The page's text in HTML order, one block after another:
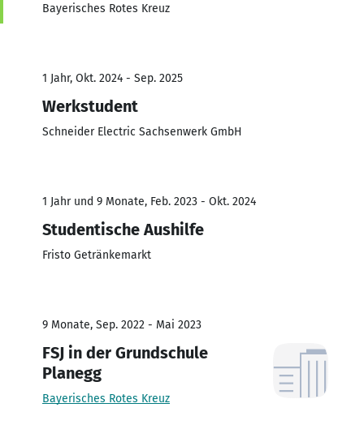
Bayerisches Rotes Kreuz
1 Jahr, Okt. 2024 - Sep. 2025
Werkstudent
Schneider Electric Sachsenwerk GmbH
1 Jahr und 9 Monate, Feb. 2023 - Okt. 2024
Studentische Aushilfe
Fristo Getränkemarkt
9 Monate, Sep. 2022 - Mai 2023
FSJ in der Grundschule
Planegg
Bayerisches Rotes Kreuz